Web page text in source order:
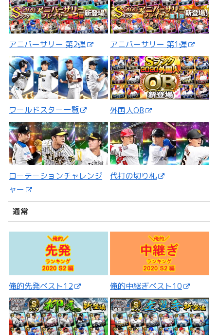
アニバーサリー 第2弾 アニバーサリー 第1弾
ワールドスター一覧 外国人OB
ローテーションチャレンジ
ャー
代打の切り札
通常
俺的先発ベスト12 俺的中継ぎベスト10